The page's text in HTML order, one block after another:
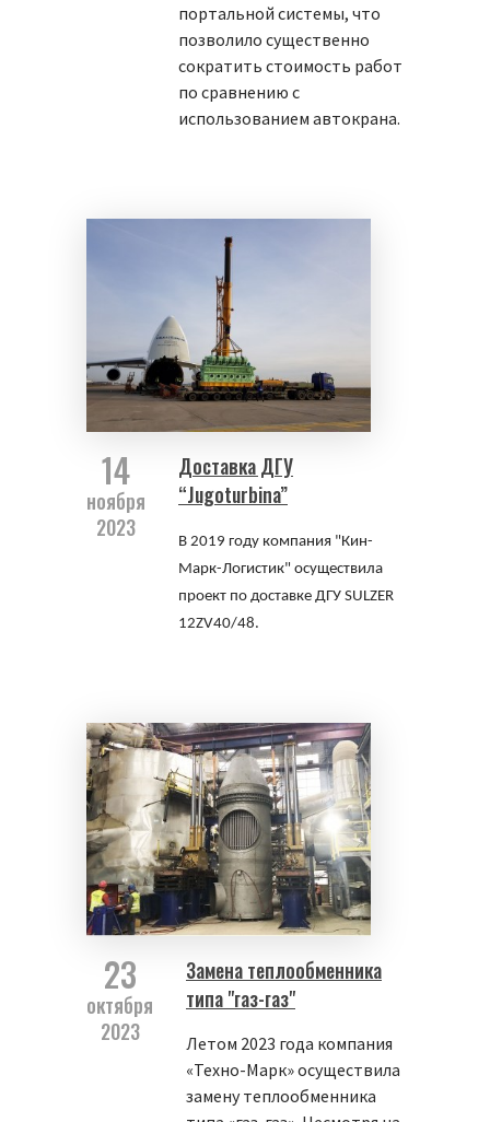
портальной системы, что
позволило существенно
сократить стоимость работ
по сравнению с
использованием автокрана.
14
ноября
2023
Доставка ДГУ
“Jugoturbina”
В 2019 году компания "Кин-
Марк-Логистик" осуществила
проект по доставке ДГУ SULZER
12ZV40/48.
23
октября
2023
Замена теплообменника
типа "газ-газ"
Летом 2023 года компания
«Техно-Марк» осуществила
замену теплообменника